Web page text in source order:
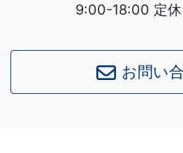
9:00-18:00 定
お問い